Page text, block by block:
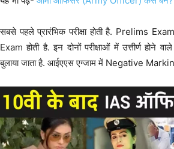
सबसे पहले प्रारंभिक परीक्षा होती है. Prelims
Exam होती है. इन दोनों परीक्षाओं में उत्तीर्ण होने
बुलाया जाता है. आईएएस एग्जाम में Negative Marking